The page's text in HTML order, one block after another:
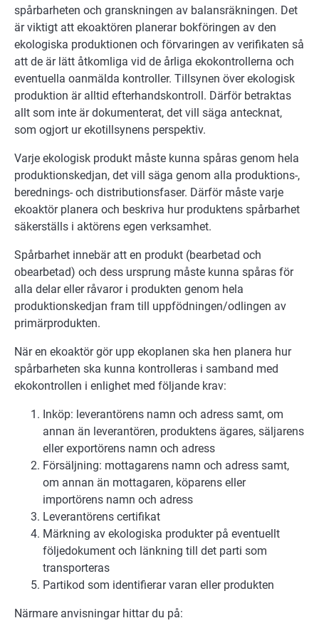
spårbarheten och granskningen av balansräkningen. Det
är viktigt att ekoaktören planerar bokföringen av den
ekologiska produktionen och förvaringen av verifikaten så
att de är lätt åtkomliga vid de årliga ekokontrollerna och
eventuella oanmälda kontroller. Tillsynen över ekologisk
produktion är alltid efterhandskontroll. Därför betraktas
allt som inte är dokumenterat, det vill säga antecknat,
som ogjort ur ekotillsynens perspektiv.
Varje ekologisk produkt måste kunna spåras genom hela
produktionskedjan, det vill säga genom alla produktions-,
berednings- och distributionsfaser. Därför måste varje
ekoaktör planera och beskriva hur produktens spårbarhet
säkerställs i aktörens egen verksamhet.
Spårbarhet innebär att en produkt (bearbetad och
obearbetad) och dess ursprung måste kunna spåras för
alla delar eller råvaror i produkten genom hela
produktionskedjan fram till uppfödningen/odlingen av
primärprodukten.
När en ekoaktör gör upp ekoplanen ska hen planera hur
spårbarheten ska kunna kontrolleras i samband med
ekokontrollen i enlighet med följande krav:
Inköp: leverantörens namn och adress samt, om
annan än leverantören, produktens ägares, säljarens
eller exportörens namn och adress
Försäljning: mottagarens namn och adress samt,
om annan än mottagaren, köparens eller
importörens namn och adress
Leverantörens certifikat
Märkning av ekologiska produkter på eventuellt
följedokument och länkning till det parti som
transporteras
Partikod som identifierar varan eller produkten
Närmare anvisningar hittar du på: